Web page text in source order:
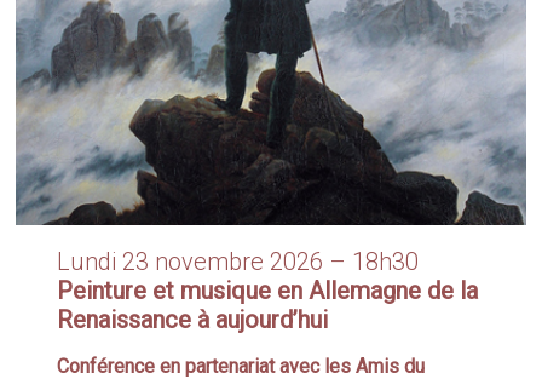
Lundi 23 novembre 2026 – 18h30
Peinture et musique en Allemagne de la
Renaissance à aujourd’hui
Conférence en partenariat avec les Amis du